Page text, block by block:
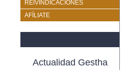
REIVINDICACIONES
AFÍLIATE
Actualidad Gestha